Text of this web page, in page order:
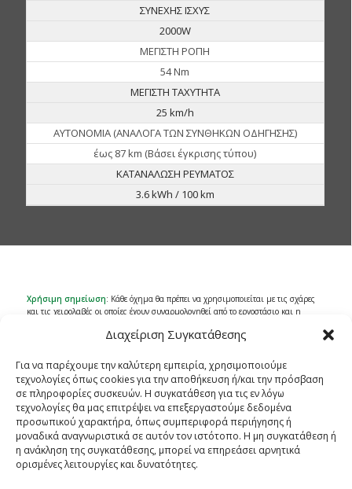
Διαχείριση Συγκατάθεσης
Για να παρέχουμε την καλύτερη εμπειρία, χρησιμοποιούμε
τεχνολογίες όπως cookies για την αποθήκευση ή/και την πρόσβαση
σε πληροφορίες συσκευών. Η συγκατάθεση για τις εν λόγω
τεχνολογίες θα μας επιτρέψει να επεξεργαστούμε δεδομένα
προσωπικού χαρακτήρα, όπως συμπεριφορά περιήγησης ή
μοναδικά αναγνωριστικά σε αυτόν τον ιστότοπο. Η μη συγκατάθεση ή
η ανάκληση της συγκατάθεσης, μπορεί να επηρεάσει αρνητικά
ορισμένες λειτουργίες και δυνατότητες.
ΣΥΝΕΧΗΣ ΙΣΧΥΣ
2000W
ΜΕΓΙΣΤΗ ΡΟΠΗ
54 Nm
ΜΕΓΙΣΤΗ ΤΑΧΥΤΗΤΑ
25 km/h
ΑΥΤΟΝΟΜΙΑ (ΑΝΑΛΟΓΑ ΤΩΝ ΣΥΝΘΗΚΩΝ ΟΔΗΓΗΣΗΣ)
έως 87 km (Βάσει έγκρισης τύπου)
ΚΑΤΑΝΑΛΩΣΗ ΡΕΥΜΑΤΟΣ
3.6 kWh / 100 km
Χρήσιμη σημείωση: Κάθε όχημα θα πρέπει να χρησιμοποιείται με τις σχάρες
και τις χειρολαβές οι οποίες έχουν συναρμολογηθεί από το εργοστάσιο και η
Η χρησιμοποίηση aftermarket σχαρών τροποποιούν τον σχεδιασμό του οχήματος.
ειδοποίηση. Οι φωτογραφίες που εμφανίζονται στοsiteμπορεί να διαφέρουν σε
λεπτομέρειες. Παρακαλούμε ενημερωθείτε από το δίκτυο συνεργατών της
ΓΚΟΡΓΚΟΛΗΣ Α.Ε. για τις τελευταίες εξελίξεις στα τεχνικά χαρακτηριστικά και τις
προδιαγραφές των οχημάτων.
* Δείτεπροϋποθέσεις
** Προϋπόθεση η κατοχή διπλώματος αυτοκινήτου πάνω από έξι χρόνια και
ηλικία άνω των 27ετών